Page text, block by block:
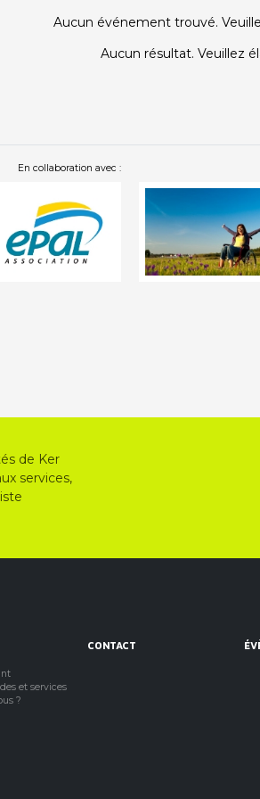
Aucun événement trouvé.
Aucun résultat. Veuillez
En collaboration avec :
de Ker
services,
et services
?
CONTACT